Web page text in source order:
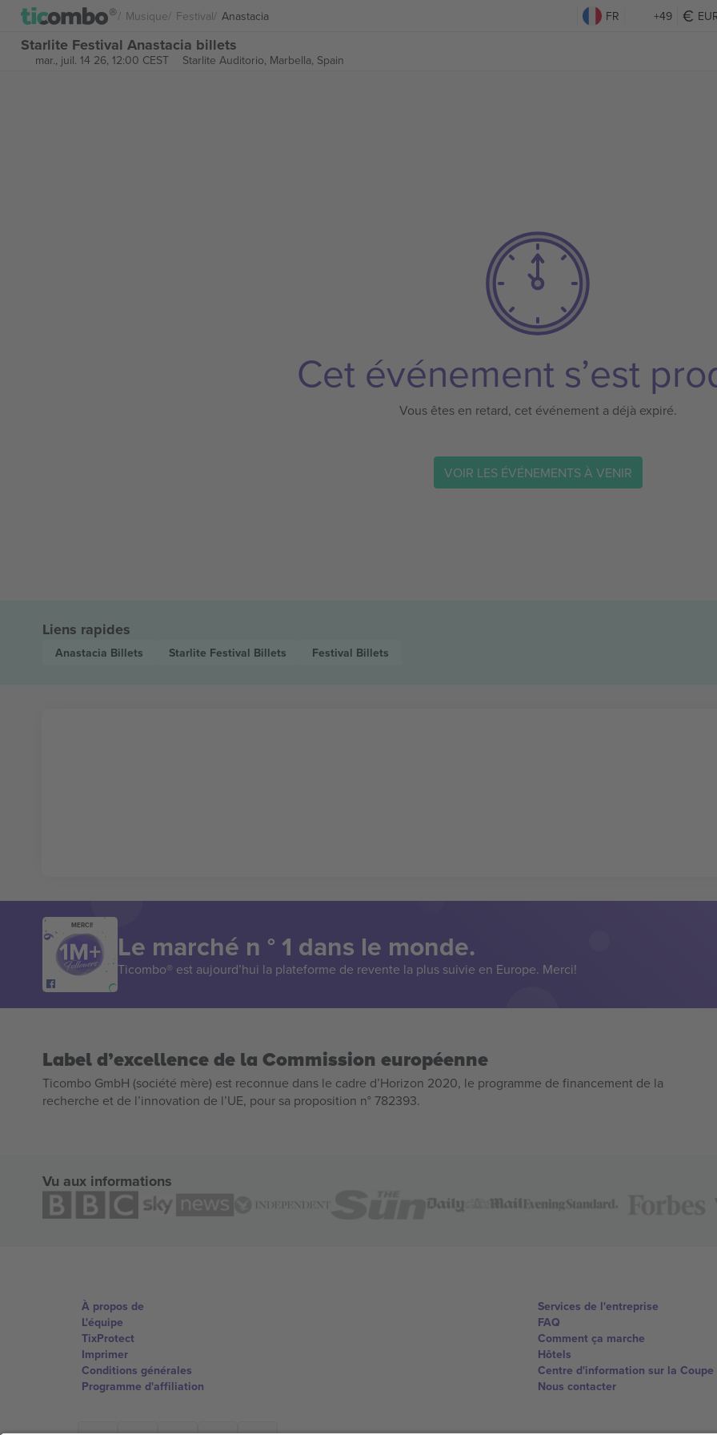
Musique Festival Anastacia FR +49
Starlite Festival Anastacia billets
mar., juil. 14 26, 12:00 CEST Starlite Auditorio, Marbella, Spain
Cet événement s’est
Vous êtes en retard, cet événement a déjà expiré.
VOIR LES ÉVÉNEMENTS À VENIR
Liens rapides
Anastacia Billets Starlite Festival Billets Festival Billets
MERCI!
Le marché n ° 1 dans le monde.
Ticombo® est aujourd’hui la plateforme de revente la plus suivie en Europe. Merci!
Label d’excellence de la Commission européenne
Ticombo GmbH (société mère) est reconnue dans le cadre d’Horizon 2020, le programme de financement de la
recherche et de l’innovation de l’UE, pour sa proposition n° 782393.
Vu aux informations
À propos de
L'équipe
TixProtect
Imprimer
Conditions générales
Programme d'affiliation
Services de l'entreprise
FAQ
Comment ça marche
Hôtels
Centre d'information sur la Coupe
Nous contacter